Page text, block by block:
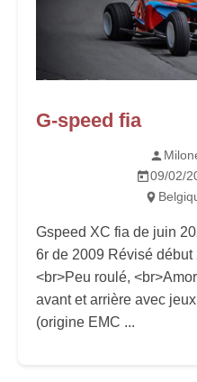
G-speed fia
09/02/
Gspeed XC fia de juin
6r de 2009 Révisé début
<br>Peu roulé,
avant et arrière avec
(origine EMC ...